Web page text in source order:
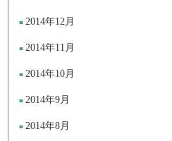
2014年12月
2014年11月
2014年10月
2014年9月
2014年8月